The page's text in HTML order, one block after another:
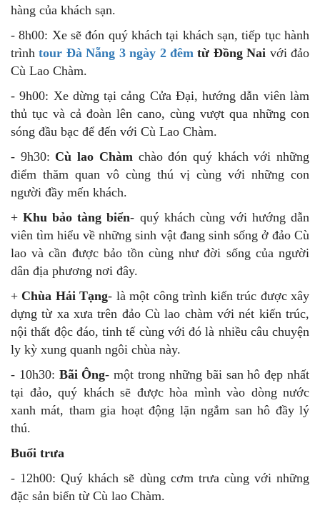
hàng của khách sạn.
- 8h00: Xe sẽ đón quý khách tại khách sạn, tiếp tục hành
trìnhtour Đà Nẵng 3 ngày 2 đêm từ Đồng Nai với đảo
Cù Lao Chàm.
- 9h00: Xe dừng tại cảng Cửa Đại, hướng dẫn viên làm
thủ tục và cả đoàn lên cano, cùng vượt qua những con
sóng đầu bạc để đến với Cù Lao Chàm.
- 9h30: Cù lao Chàm chào đón quý khách với những
điểm thăm quan vô cùng thú vị cùng với những con
người đầy mến khách.
+Khu bảo tàng biển- quý khách cùng với hướng dẫn
viên tìm hiểu về những sinh vật đang sinh sống ở đảo Cù
lao và cần được bảo tồn cùng như đời sống của người
dân địa phương nơi đây.
+ Chùa Hải Tạng- là một công trình kiến trúc được xây
dựng từ xa xưa trên đảo Cù lao chàm với nét kiến trúc,
nội thất độc đáo, tinh tế cùng với đó là nhiều câu chuyện
ly kỳ xung quanh ngôi chùa này.
- 10h30: Bãi Ông- một trong những bãi san hô đẹp nhất
tại đảo, quý khách sẽ được hòa mình vào dòng nước
xanh mát, tham gia hoạt động lặn ngắm san hô đầy lý
thú.
Buổi trưa
- 12h00: Quý khách sẽ dùng cơm trưa cùng với những
đặc sản biển từ Cù lao Chàm.